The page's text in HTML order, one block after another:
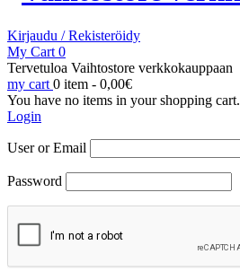
Kirjaudu / Rekisteröidy
My Cart 0
Tervetuloa Vaihtostore verkkokauppaan
my cart 0 item - 0,00€
You have no items in your shopping cart.
Login
User or Email
Password